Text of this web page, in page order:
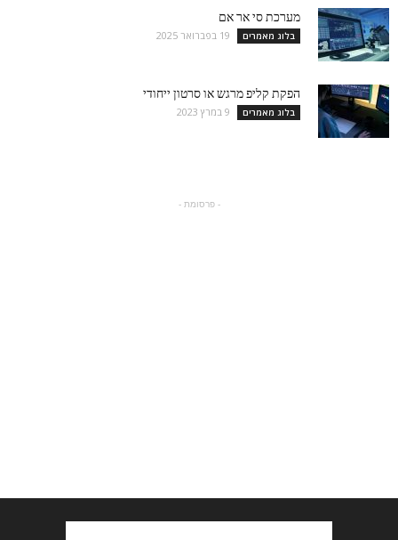
מערכת סי אר אם
בלוג מאמרים 19 בפברואר 2025
הפקת קליפ מרגש או סרטון ייחודי
בלוג מאמרים 9 במרץ 2023
- פרסומת -